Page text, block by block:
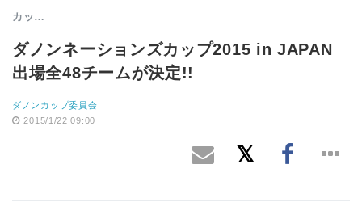
カッ…
ダノンネーションズカップ2015 in JAPAN
出場全48チームが決定!!
ダノンカップ委員会
2015/1/22 09:00